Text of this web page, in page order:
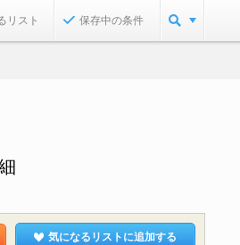
リスト 保存中の条件
気になるリストに追加する